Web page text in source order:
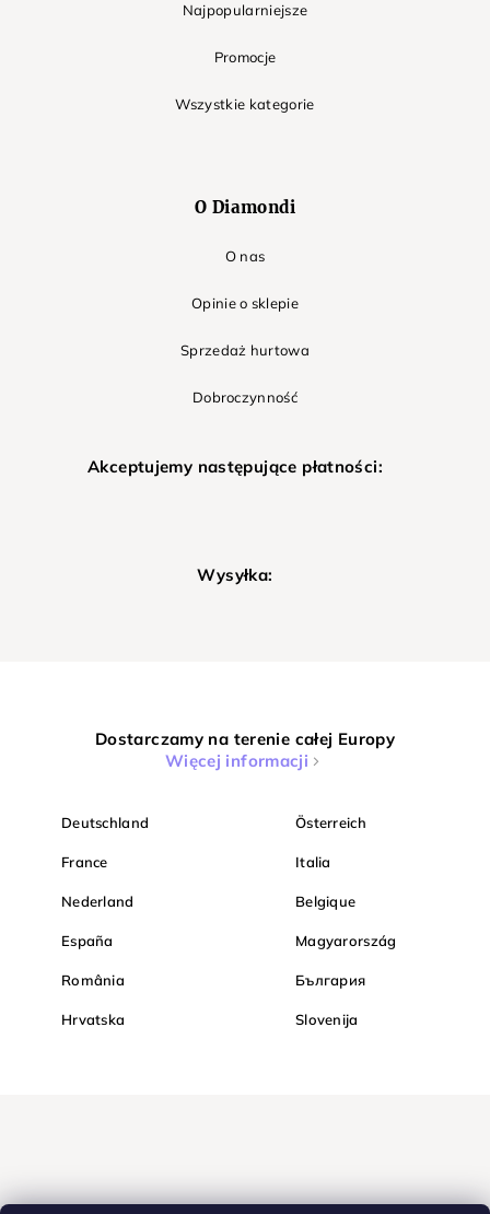
Najpopularniejsze
Promocje
Wszystkie kategorie
O Diamondi
O nas
Opinie o sklepie
Sprzedaż hurtowa
Dobroczynność
Akceptujemy następujące płatności:
Wysyłka:
Dostarczamy na terenie całej Europy
Więcej informacji
Deutschland Österreich
France Italia
Nederland Belgique
España Magyarország
România България
Hrvatska Slovenija